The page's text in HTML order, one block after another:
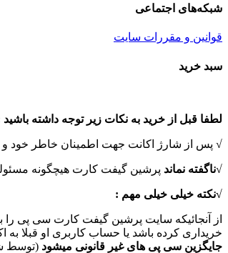
شبکه‌های اجتماعی
قوانین و مقررات سایت
Toggle
سبد خرید
لطفا قبل از خرید به نکات زیر توجه داشته باشید
√ پس از شارژ اکانت جهت اطمینان خاطر خود و افزایش امنیت ، اطلاعات
√ناگفته نماند پرشین گیفت کارت هیچگونه
√نکته خیلی خیلی مهم :
از آنجائیکه سایت پرشین گیفت کارت سی پی
خریداری کرده باشد یا حساب کاربری او قبلا
جایگزین سی پی های غیر قانونی میشود (توسط